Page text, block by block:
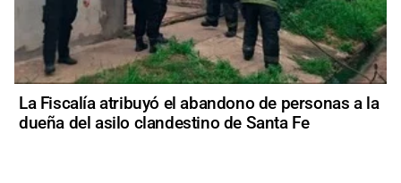
La Fiscalía atribuyó el abandono de personas a la
dueña del asilo clandestino de Santa Fe